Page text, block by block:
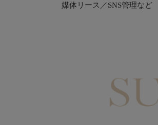
媒体リース／SNS管理など